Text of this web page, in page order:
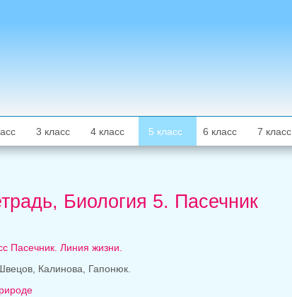
3 класс 4 класс 5 класс 6 класс 7 класс
Биология 5. Пасечник
Пасечник. Линия жизни.
Калинова, Гапонюк.